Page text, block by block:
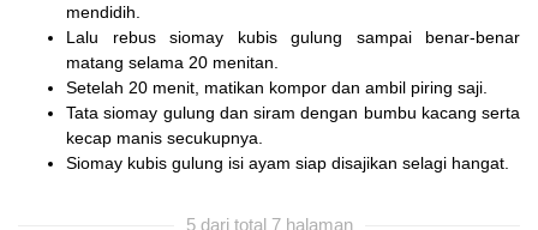
mendidih.
Lalu rebus siomay kubis gulung sampai benar-benar
matang selama 20 menitan.
Setelah 20 menit, matikan kompor dan ambil piring saji.
Tata siomay gulung dan siram dengan bumbu kacang serta
kecap manis secukupnya.
Siomay kubis gulung isi ayam siap disajikan selagi hangat.
5 dari total 7 halaman